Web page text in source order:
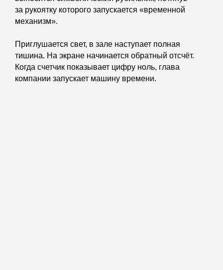
за рукоятку которого запускается «временной
механизм».
Приглушается свет, в зале наступает полная
тишина. На экране начинается обратный отсчёт.
Когда счетчик показывает цифру ноль, глава
компании запускает машину времени.